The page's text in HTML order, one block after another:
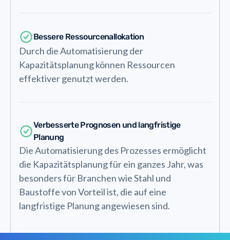
Bessere Ressourcenallokation
Durch die Automatisierung der
Kapazitätsplanung können Ressourcen
effektiver genutzt werden.
Verbesserte Prognosen und langfristige
Planung
Die Automatisierung des Prozesses ermöglicht
die Kapazitätsplanung für ein ganzes Jahr, was
besonders für Branchen wie Stahl und
Baustoffe von Vorteil ist, die auf eine
langfristige Planung angewiesen sind.